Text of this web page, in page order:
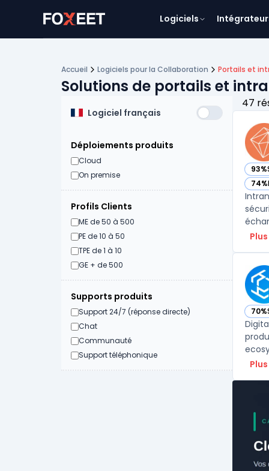
Logiciels
Accueil Logiciels pour la Collaboration Portails et
Solutions de portails et
Logiciel français
Déploiements produits
Cloud
On premise
Profils Clients
ME de 50 à 500
PE de 10 à 50
TPE de 1 à 10
GE + de 500
Supports produits
Support 24/7 (réponse directe)
Chat
Communauté
Support téléphonique
47
93%
—
74%
—
70%
—